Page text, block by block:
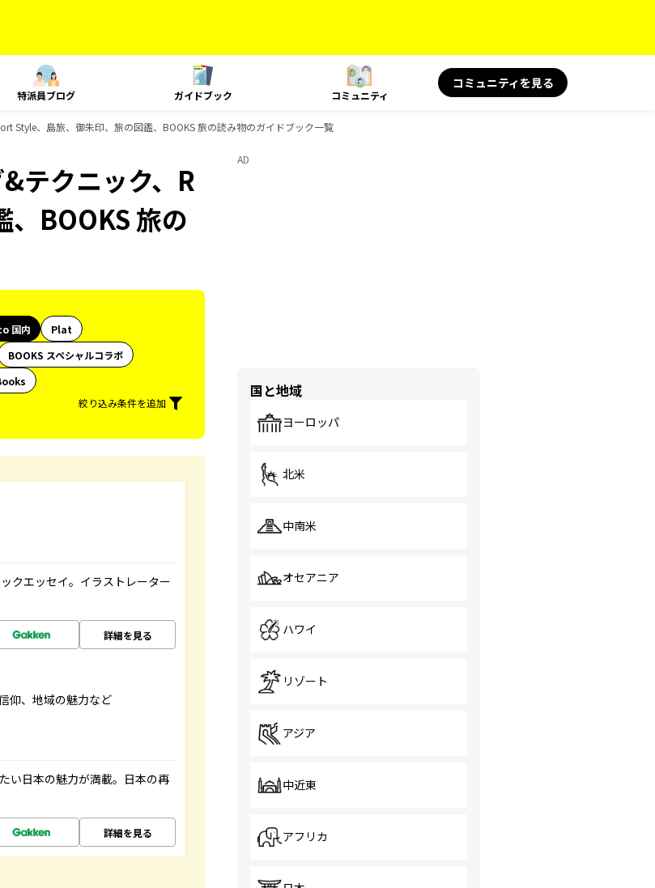
特派員ブログ ガイドブック コミュニティ
コミュニティを見る
Style、島旅、御朱印、旅の図鑑、BOOKS 旅の読み物のガイドブック一覧
テクニック、R
BOOKS 旅の
国内
Plat
BOOKS スペシャルコラボ
絞り込み条件を追加
クエッセイ。イラストレーター
詳細を見る
仰、地域の魅力など
い日本の魅力が満載。日本の再
詳細を見る
AD
国と地域
ヨーロッパ
北米
中南米
オセアニア
ハワイ
リゾート
アジア
中近東
アフリカ